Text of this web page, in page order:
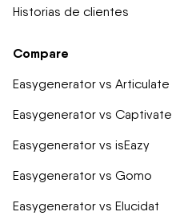
Historias de clientes
Compare
Easygenerator vs Articulate
Easygenerator vs Captivate
Easygenerator vs isEazy
Easygenerator vs Gomo
Easygenerator vs Elucidat